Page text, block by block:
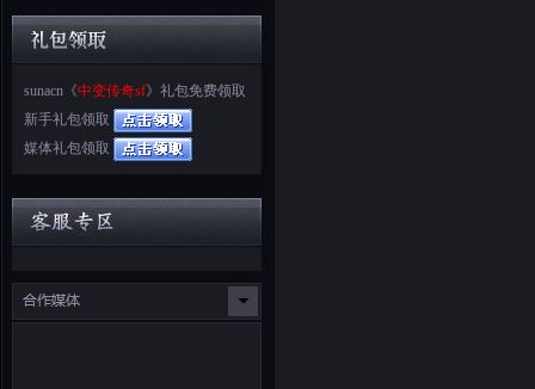
sunacn《中变传奇sf》礼包免费领取
新手礼包领取
媒体礼包领取